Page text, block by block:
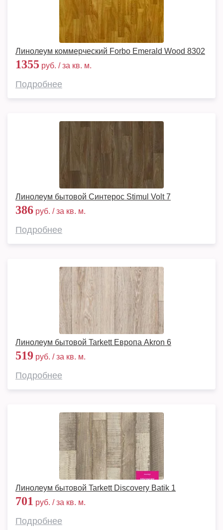
Линолеум коммерческий Forbo Emerald Wood 8302
1355 руб. / за кв. м.
Подробнее
Линолеум бытовой Синтерос Stimul Volt 7
386 руб. / за кв. м.
Подробнее
Линолеум бытовой Tarkett Европа Akron 6
519 руб. / за кв. м.
Подробнее
Линолеум бытовой Tarkett Discovery Batik 1
701 руб. / за кв. м.
Подробнее